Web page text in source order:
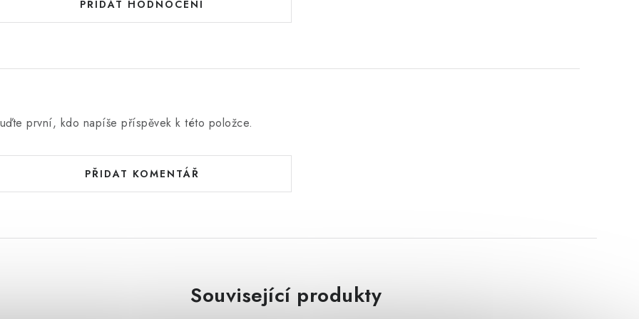
PŘIDAT HODNOCENÍ
první, kdo napíše příspěvek k této položce.
PŘIDAT KOMENTÁŘ
Související produkty